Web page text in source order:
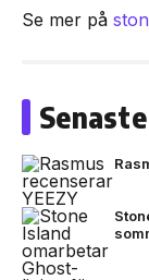
Se mer på